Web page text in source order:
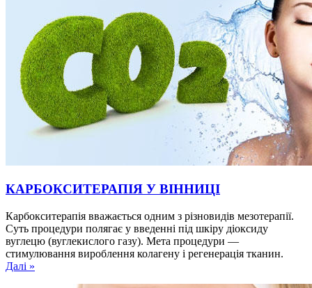
КАРБОКСИТЕРАПІЯ У ВІННИЦІ
Карбокситерапія вважається одним з різновидів мезотерапії.
Суть процедури полягає у введенні під шкіру діоксиду
вуглецю (вуглекислого газу). Мета процедури —
стимулювання вироблення колагену і регенерація тканин.
Далі »